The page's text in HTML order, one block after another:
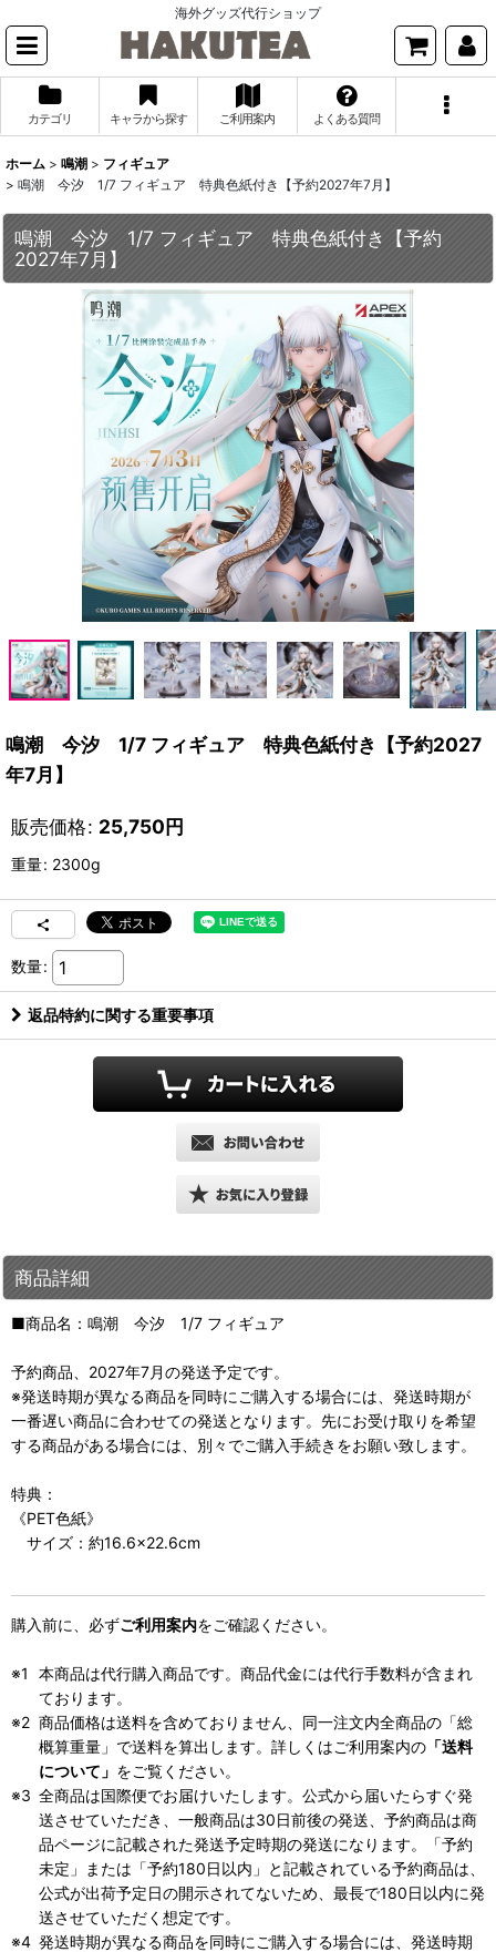
海外グッズ代行ショップ
カテゴリ キャラから探す ご利用案内 よくある質問
ホーム > 鳴潮 > フィギュア
> 鳴潮 今汐 1/7 フィギュア 特典色紙付き【予約2027年7月】
鳴潮 今汐 1/7 フィギュア 特典色紙付き【予約
2027年7月】
鳴潮 今汐 1/7 フィギュア 特典色紙付き【予約2027
年7月】
販売価格: 25,750円
重量: 2300g
数量:
返品特約に関する重要事項
商品詳細
■商品名：鳴潮 今汐 1/7 フィギュア
予約商品、2027年7月の発送予定です。
※発送時期が異なる商品を同時にご購入する場合には、発送時期が
一番遅い商品に合わせての発送となります。先にお受け取りを希望
する商品がある場合には、別々でご購入手続きをお願い致します。
特典：
《PET色紙》
サイズ：約16.6×22.6cm
購入前に、必ずご利用案内をご確認ください。
本商品は代行購入商品です。商品代金には代行手数料が含まれ
ております。
商品価格は送料を含めておりません、同一注文内全商品の「総
概算重量」で送料を算出します。詳しくはご利用案内の 「送料
について」 をご覧ください。
全商品は国際便でお届けいたします。公式から届いたらすぐ発
送させていただき、一般商品は30日前後の発送、予約商品は商
品ページに記載された発送予定時期の発送になります。「予約
未定」または「予約180日以内」と記載されている予約商品は、
公式が出荷予定日の開示されてないため、最長で180日以内に発
送させていただく想定です。
発送時期が異なる商品を同時にご購入する場合には、発送時期